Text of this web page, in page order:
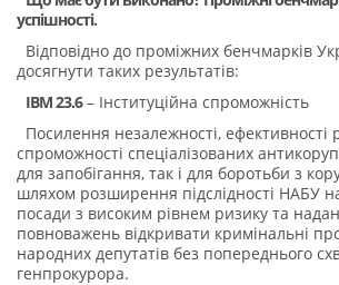
успішності.
Відповідно до проміжних бенчмарків
досягнути таких результатів:
IBM 23.6– Інституційна спроможність
Посилення незалежності, ефективності
спроможності спеціалізованих
для запобігання, так і для боротьби з
шляхом розширення підслідності НАБУ
посади з високим рівнем ризику та
повноважень відкривати кримінальні
народних депутатів без попереднього
генпрокурора.